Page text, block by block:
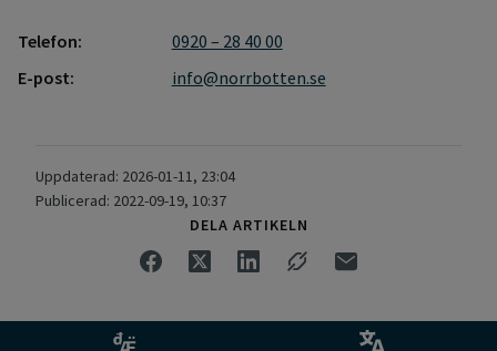
Telefon:
0920 – 28 40 00
E-post:
info@norrbotten.se
Uppdaterad: 2026-01-11, 23:04
Publicerad: 2022-09-19, 10:37
DELA ARTIKELN